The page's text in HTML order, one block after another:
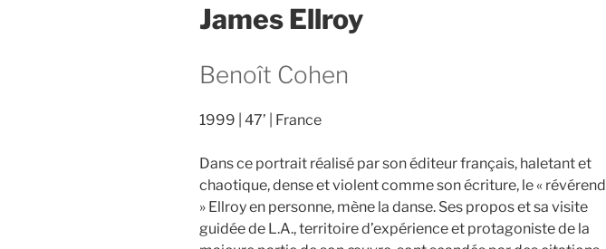
James Ellroy
Benoît Cohen
1999 47’ France
Dans ce portrait réalisé par son éditeur français, haletant et
chaotique, dense et violent comme son écriture, le « révérend
» Ellroy en personne, mène la danse. Ses propos et sa visite
guidée de L.A., territoire d’expérience et protagoniste de la